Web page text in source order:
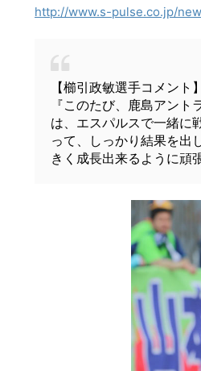
http://www.s-pulse.co.jp/
【櫛引政敏選手コメント】
『このたび、鹿島アン
は、エスパルスで一緒に
って、しっかり結果を出
きく成長出来るように頑